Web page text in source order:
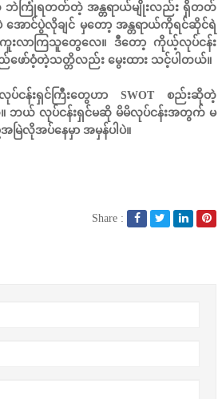
မှတ် ဘဲကြုံရတတ်တဲ့ အန္တရာယ်မျိုးလည်း ရှိတတ်
ာင်ပွဲလိုချင် မှတော့ အန္တရာယ်ကိုရင်ဆိုင်ရဲ
ကူးလာကြသူတွေလေ။ ဒီတော့ ကိုယ့်လုပ်ငန်း
ော်ဝံ့တဲ့သတ္တိလည်း မွေးထား သင့်ပါတယ်။
ပ်ငန်းရှင်ကြီးတွေဟာ SWOT စည်းဆိုတဲ့
ယ်။ ဘယ် လုပ်ငန်းရှင်မဆို မိမိလုပ်ငန်းအတွက် မ
ြဲလိုအပ်နေမှာ အမှန်ပါပဲ။
Share :